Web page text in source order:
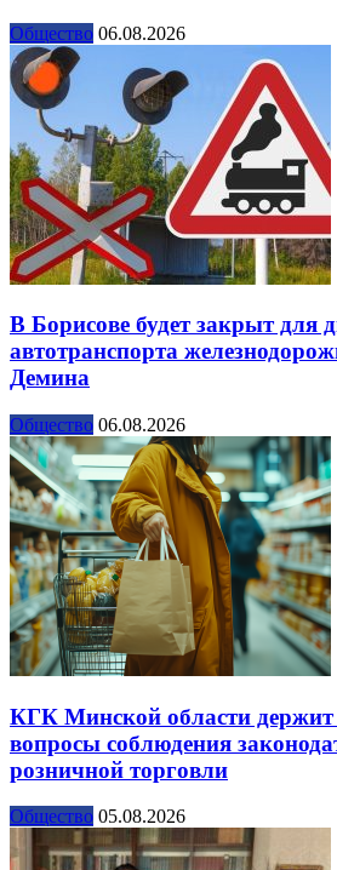
Общество 06.08.2026
В Борисове будет закрыт для
автотранспорта
Демина
Общество 06.08.2026
КГК Минской области держит
вопросы соблюдения
розничной торговли
Общество 05.08.2026